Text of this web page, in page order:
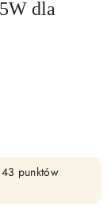
dla
punktów